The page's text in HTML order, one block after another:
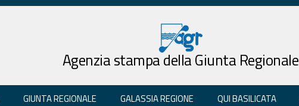
Agenzia stampa della Giunta Regionale
GIUNTA REGIONALE GALASSIA REGIONE QUI BASILICATA